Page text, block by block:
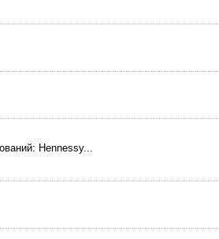
Hennessy...